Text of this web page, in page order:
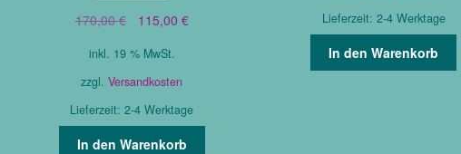
170,00€
Ursprünglicher
war:
170,00 €
115,00 €Aktueller
inkl. 19 % MwSt.
zzgl.Versandkosten
Lieferzeit:2-4 Werktage
In den Warenkorb
Lieferzeit: 2-4 Werktage
In den Warenkorb